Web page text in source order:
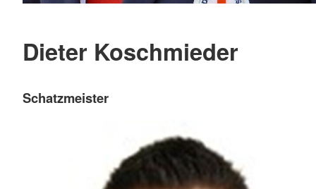
Dieter Koschmieder
Schatzmeister